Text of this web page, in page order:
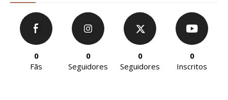
0
Fãs
0
Seguidores
0
Seguidores
0
Inscritos